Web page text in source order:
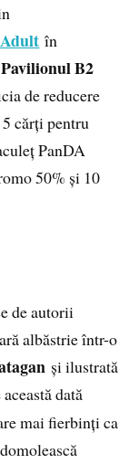
în
Pavilionul B2
de reducere
cărți pentru
PanDA
50% și 10
de autorii
albăstrie într-o
și ilustrată
această dată
mai fierbinți ca